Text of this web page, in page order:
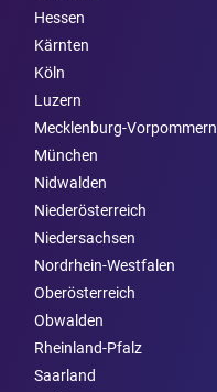
Hessen
Kärnten
Köln
Luzern
Mecklenburg-Vorpommern
München
Nidwalden
Nieder­österreich
Niedersachsen
Nordrhein-Westfalen
Ober­österreich
Obwalden
Rheinland-Pfalz
Saarland